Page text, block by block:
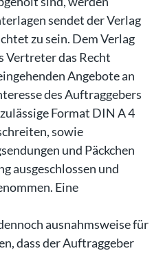
sendet der Verlag
zu sein. Dem Verlag
Vertreter das Recht
Angebote an
des Auftraggebers
Format DIN A 4
sowie
und Päckchen
ausgeschlossen und
Eine
ausnahmsweise für
dass der Auftraggeber